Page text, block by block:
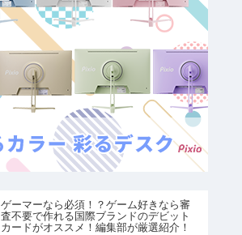
ゲーマーなら必須！？ゲーム好きなら審
査不要で作れる国際ブランドのデビット
カードがオススメ！編集部が厳選紹介！